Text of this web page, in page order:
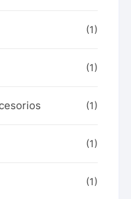
(1)
(1)
(1)
(1)
(1)